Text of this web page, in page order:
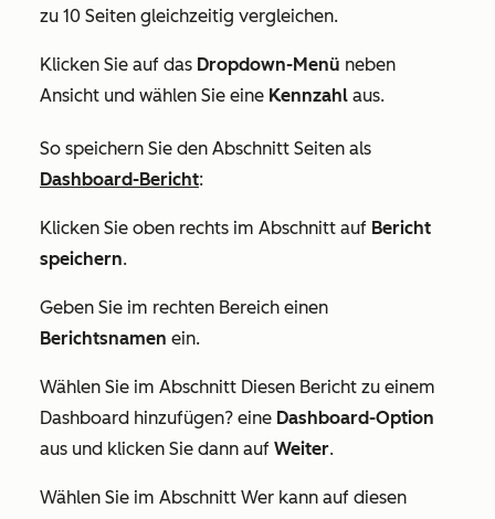
zu 10 Seiten gleichzeitig vergleichen.
Klicken Sie auf das Dropdown-Menü neben
Ansicht und wählen Sie eine Kennzahl aus.
So speichern Sie den Abschnitt Seiten als
Dashboard-Bericht:
Klicken Sie oben rechts im Abschnitt auf Bericht
speichern.
Geben Sie im rechten Bereich einen
Berichtsnamen ein.
Wählen Sie im Abschnitt Diesen Bericht zu einem
Dashboard hinzufügen? eine Dashboard-Option
aus und klicken Sie dann auf Weiter.
Wählen Sie im Abschnitt Wer kann auf diesen